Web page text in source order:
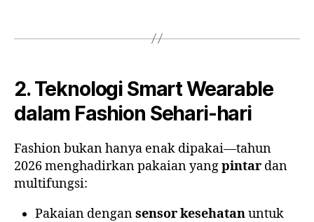
2. Teknologi Smart Wearable
dalam Fashion Sehari-hari
Fashion bukan hanya enak dipakai—tahun
2026 menghadirkan pakaian yangpintar dan
multifungsi:
Pakaian dengansensor kesehatanuntuk